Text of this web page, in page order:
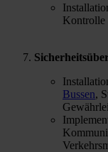
Kontrolle
Bussen,